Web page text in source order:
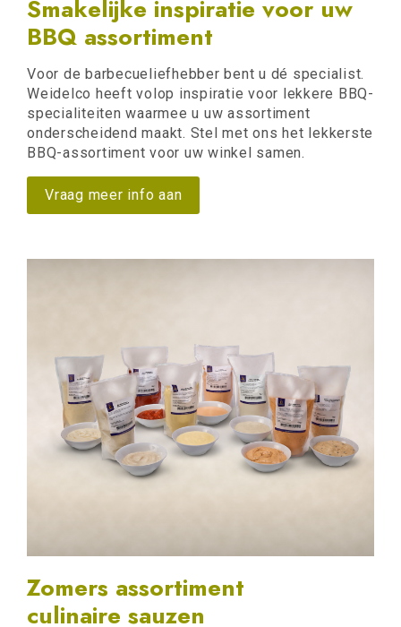
Smakelijke inspiratie voor uw
BBQ assortiment
Voor de barbecueliefhebber bent u dé specialist.
Weidelco heeft volop inspiratie voor lekkere BBQ-
specialiteiten waarmee u uw assortiment
onderscheidend maakt. Stel met ons het lekkerste
BBQ-assortiment voor uw winkel samen.
Vraag meer info aan
Zomers assortiment
culinaire sauzen